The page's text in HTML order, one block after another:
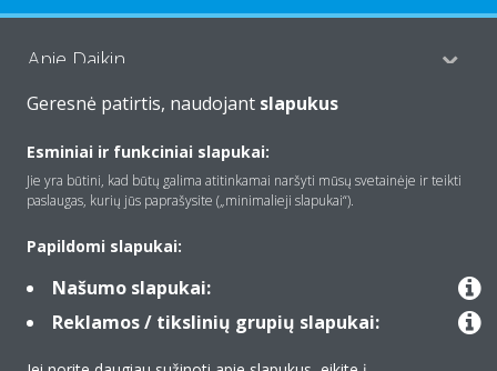
Apie Daikin
Įranga
Produktai
Geresnė patirtis, naudojant slapukus
Esminiai ir funkciniai slapukai:
Jie yra būtini, kad būtų galima atitinkamai naršyti mūsų svetainėje ir teikti
paslaugas, kurių jūs paprašysite („minimalieji slapukai“).
Papildomi slapukai:
Našumo slapukai:
Reklamos / tikslinių grupių slapukai: